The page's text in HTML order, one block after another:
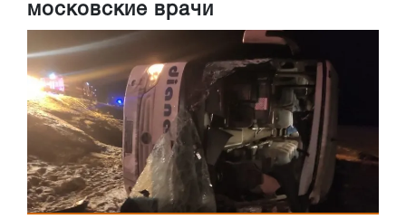
московские врачи